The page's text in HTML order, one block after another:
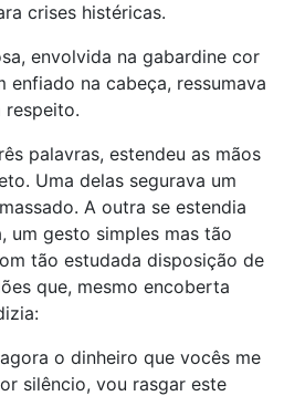
crises histéricas.
envolvida na gabardine cor
enfiado na cabeça, ressumava
respeito.
palavras, estendeu as mãos
Uma delas segurava um
A outra se estendia
um gesto simples mas tão
tão estudada disposição de
que, mesmo encoberta
o dinheiro que vocês me
silêncio, vou rasgar este